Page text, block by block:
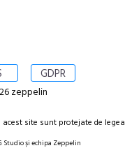
GDPR
zeppelin
site sunt protejate de legea
Studio și echipa Zeppelin